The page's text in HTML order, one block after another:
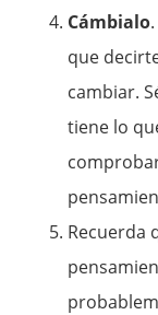
Cámbialo
que
cambiar.
tiene lo
Recuerda